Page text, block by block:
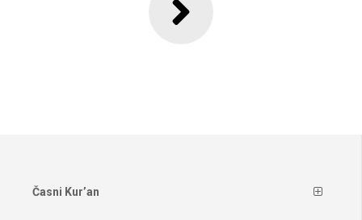
Časni Kur’an